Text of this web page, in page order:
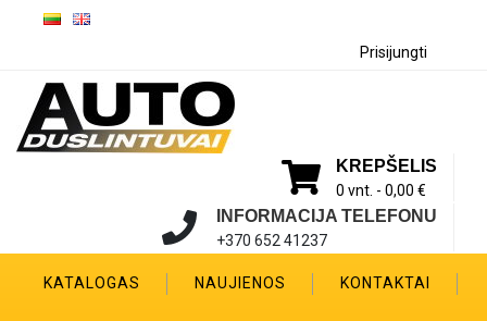
Prisijungti
KREPŠELIS
0 vnt. - 0,00 €
INFORMACIJA TELEFONU
+370 652 41237
KATALOGAS NAUJIENOS KONTAKTAI